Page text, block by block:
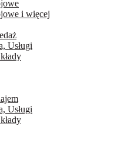
i więcej
Usługi
Usługi